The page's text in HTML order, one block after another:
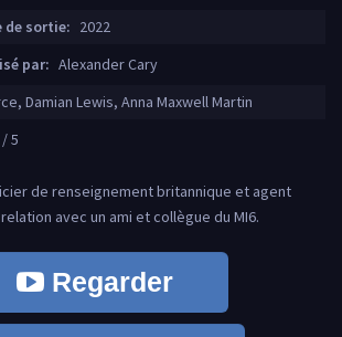
de sortie: 2022
par: Alexander Cary
Damian Lewis, Anna Maxwell Martin
5
de renseignement britannique et agent
avec un ami et collègue du MI6.
Regarder